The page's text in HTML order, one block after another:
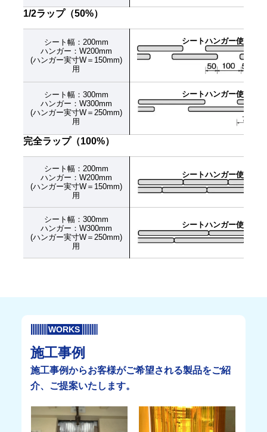
1/2ラップ（50%）
シート幅：200mm
ハンガー：W200mm
(ハンガー実寸W＝150mm)
用
シートハンガー使用枚
シート幅：300mm
ハンガー：W300mm
(ハンガー実寸W＝250mm)
用
シートハンガー使用枚
完全ラップ（100%）
シート幅：200mm
ハンガー：W200mm
(ハンガー実寸W＝150mm)
用
シートハンガー使用枚
シート幅：300mm
ハンガー：W300mm
(ハンガー実寸W＝250mm)
用
シートハンガー使用枚
WORKS
施工事例
施工事例からお客様がご希望される製品をご紹
介、ご提案いたします。